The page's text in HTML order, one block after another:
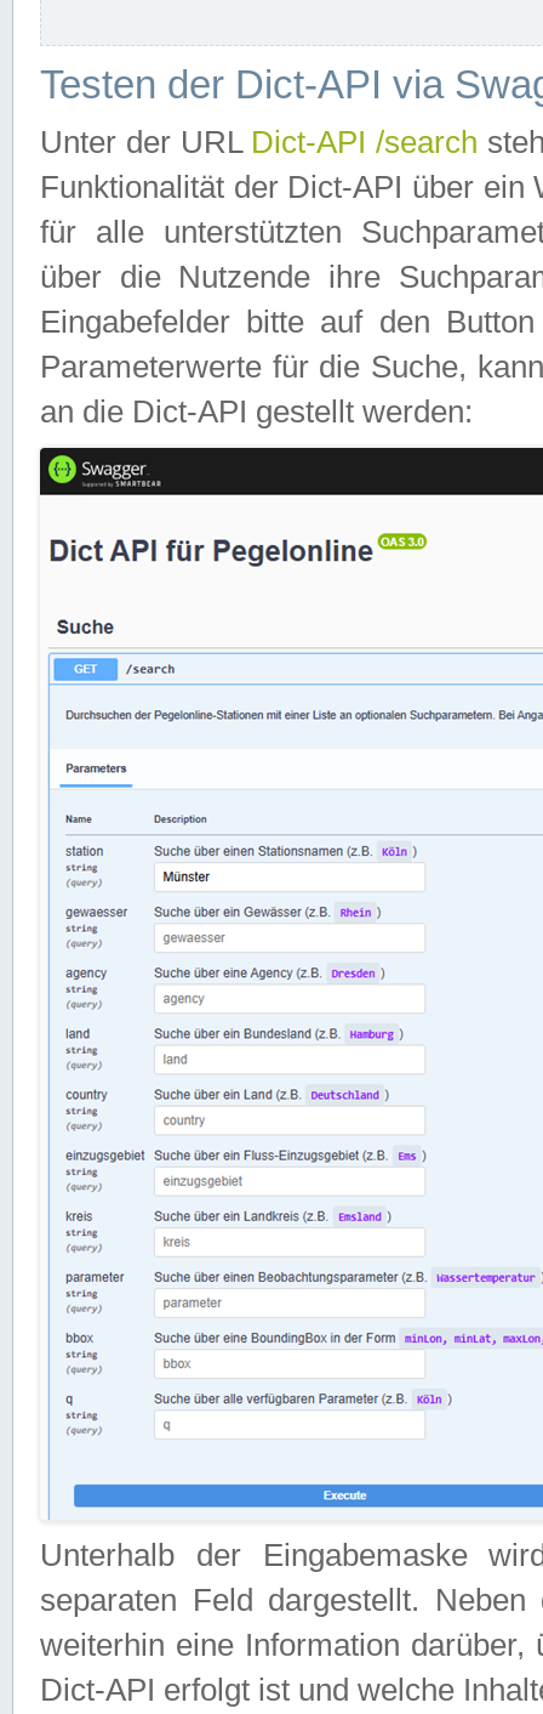
Testen der Dict-API via
Unter der URL Dict-API /search
Funktionalität der Dict-API über
für alle unterstützten
über die Nutzende ihre
Eingabefelder bitte auf den
Parameterwerte für die Suche,
an die Dict-API gestellt werden:
Unterhalb der Eingabemaske
separaten Feld dargestellt.
weiterhin eine Information
Dict-API erfolgt ist und welche